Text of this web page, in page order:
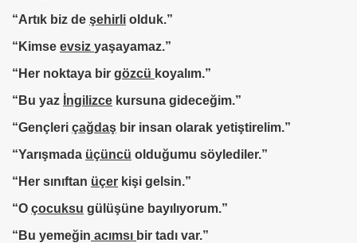
“Artık biz de şehirli olduk.”
“Kimse evsiz yaşayamaz.”
“Her noktaya bir gözcü koyalım.”
“Bu yaz İngilizce kursuna gideceğim.”
“Gençleri çağdaş bir insan olarak yetiştirelim.”
“Yarışmada üçüncü olduğumu söylediler.”
“Her sınıftan üçer kişi gelsin.”
“O çocuksu gülüşüne bayılıyorum.”
“Bu yemeğin acımsı bir tadı var.”